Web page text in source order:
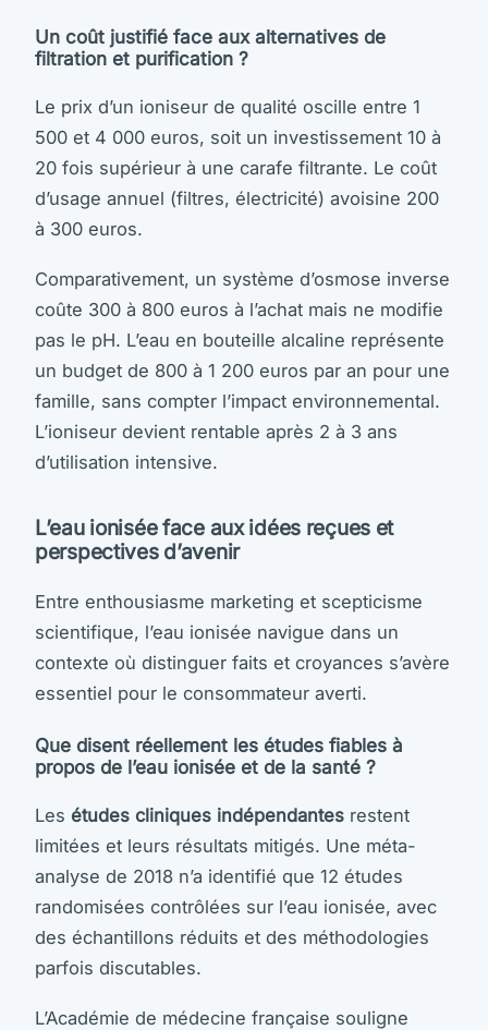
Un coût justifié face aux alternatives de
filtration et purification ?
Le prix d’un ioniseur de qualité oscille entre 1
500 et 4 000 euros, soit un investissement 10 à
20 fois supérieur à une carafe filtrante. Le coût
d’usage annuel (filtres, électricité) avoisine 200
à 300 euros.
Comparativement, un système d’osmose inverse
coûte 300 à 800 euros à l’achat mais ne modifie
pas le pH. L’eau en bouteille alcaline représente
un budget de 800 à 1 200 euros par an pour une
famille, sans compter l’impact environnemental.
L’ioniseur devient rentable après 2 à 3 ans
d’utilisation intensive.
L’eau ionisée face aux idées reçues et
perspectives d’avenir
Entre enthousiasme marketing et scepticisme
scientifique, l’eau ionisée navigue dans un
contexte où distinguer faits et croyances s’avère
essentiel pour le consommateur averti.
Que disent réellement les études fiables à
propos de l’eau ionisée et de la santé ?
Les études cliniques indépendantes restent
limitées et leurs résultats mitigés. Une méta-
analyse de 2018 n’a identifié que 12 études
randomisées contrôlées sur l’eau ionisée, avec
des échantillons réduits et des méthodologies
parfois discutables.
L’Académie de médecine française souligne